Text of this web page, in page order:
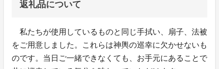
返礼品について
私たちが使用しているものと同じ手拭い、扇子、法被
をご用意しました。これらは神輿の巡幸に欠かせないも
のです。当日ご一緒できなくても、お手元にあることで